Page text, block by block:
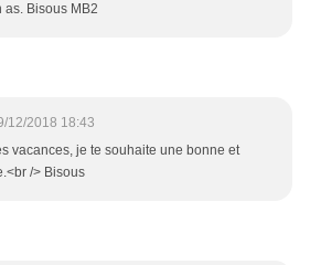
as. Bisous MB2
12/2018 18:43
vacances, je te souhaite une bonne et
/> Bisous